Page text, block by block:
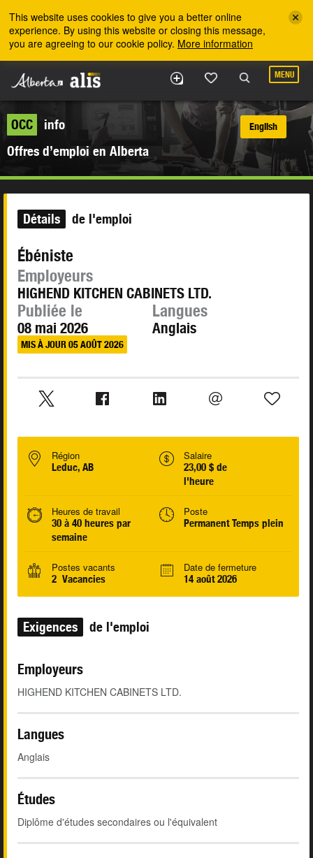
This website uses cookies to give you a better online
experience. By using this website or closing this message,
you are agreeing to our cookie policy. More information
MENU
OCC
info
Offres d’emploi en Alberta
English
Détails de l'emploi
Ébéniste
Employeurs
HIGHEND KITCHEN CABINETS LTD.
Publiée le
08 mai 2026
MIS À JOUR 05 AOÛT 2026
Langues
Anglais
Région
Leduc, AB
Salaire
23,00 $ de
l'heure
Heures de travail
30 à 40 heures par
semaine
Poste
Permanent Temps plein
Postes vacants
2 Vacancies
Date de fermeture
14 août 2026
Exigences de l'emploi
Employeurs
HIGHEND KITCHEN CABINETS LTD.
Langues
Anglais
Études
Diplôme d'études secondaires ou l'équivalent